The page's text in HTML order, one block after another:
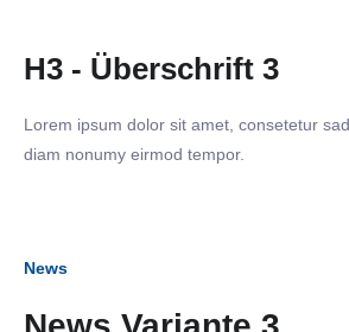
H3 - Überschrift 3
Lorem ipsum dolor sit amet, consetetur
diam nonumy eirmod tempor.
News